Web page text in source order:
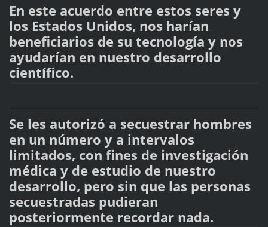
En este acuerdo entre estos seres y
los Estados Unidos, nos harían
beneficiarios de su tecnología y nos
ayudarían en nuestro desarrollo
científico.
Se les autorizó a secuestrar hombres
en un número y a intervalos
limitados, con fines de investigación
médica y de estudio de nuestro
desarrollo, pero sin que las personas
secuestradas pudieran
posteriormente recordar nada.